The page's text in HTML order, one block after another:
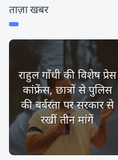
ताज़ा खबर
राहुल गाँधी की विशेष प्रेस
कांफ्रेंस, छात्रों से पुलिस
की बर्बरता पर सरकार से
रखीं तीन मांगें